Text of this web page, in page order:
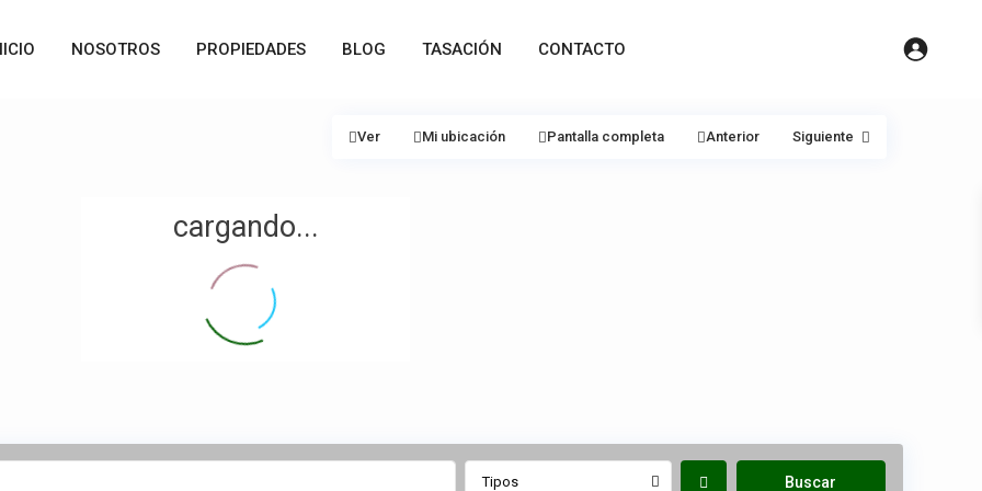
NOSOTROS PROPIEDADES BLOG TASACIÓN CONTACTO
cargando...
Ver Mi ubicación Pantalla completa Anterior Siguiente
Tipos